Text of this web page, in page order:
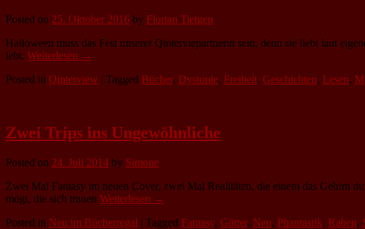
Posted on 25. Oktober 2016 by Florian Tietgen
Halloween muss das Fest unserer Qinterviepartnerin sein, denn sie liebt laut
lebt. Weiterlesen →
Posted in Qinterview | Tagged Bücher, Dystopie, Freiheit, Geschichten, Lesen,
Zwei Trips ins Ungewöhnliche
Posted on 24. Juli 2014 by Simone
Zwei Mal Fantasy im neuen Cover, zwei Mal Realitäten, die einem das Gehirn
mögt, die sich trauen Weiterlesen →
Posted in Neu im Bücherregal | Tagged Fantasy, Götter, Neu, Phantastik, Raben,